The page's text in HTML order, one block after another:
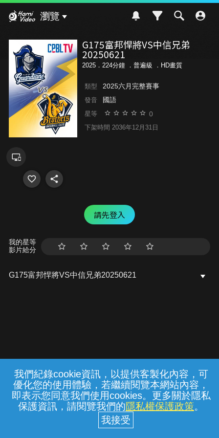
我們紀錄cookie資訊，以提供客製化內容，可
優化您的使用體驗，若繼續閱覽本網站內容，
即表示您同意我們使用cookies。更多關於隱私
保護資訊，請閱覽我們的隱私權保護政策。
瀏覽
G175富邦悍將VS中信兄弟
20250621
2025．224分鐘 ． 普遍級 ．HD畫質
類型 2025六月完整賽事
發音 國語
星等 0
下架時間 2036年12月31日
請先登入
我的星等
影片給分
G175富邦悍將VS中信兄弟20250621
常見問題 線上客服 服務條款 隱私權保護
中華電信股份有限公司個人家庭分公司
(統一編號：96979949) © 2026
{{notifyMsg}}